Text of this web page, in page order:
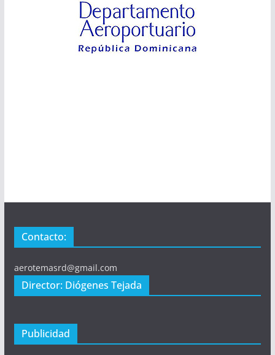
Contacto:
aerotemasrd@gmail.com
Director: Diógenes Tejada
Publicidad